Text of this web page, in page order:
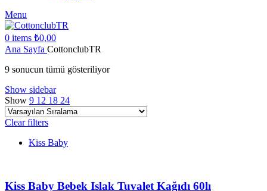
Menu
0 items ₺0,00
Ana Sayfa CottonclubTR
9 sonucun tümü gösteriliyor
Show sidebar
Show 9 12 18 24
Clear filters
Kiss Baby
Kiss Baby Bebek Islak Tuvalet Kağıdı 60lı